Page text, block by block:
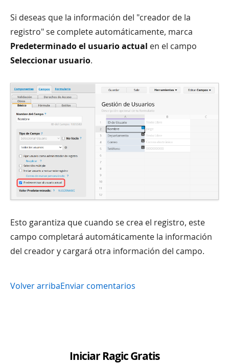
Si deseas que la información del "creador de la
registro" se complete automáticamente, marca
Predeterminado el usuario actual en el campo
Seleccionar usuario.
Esto garantiza que cuando se crea el registro, este
campo completará automáticamente la información
del creador y cargará otra información del campo.
Volver arribaEnviar comentarios
Iniciar Ragic Gratis